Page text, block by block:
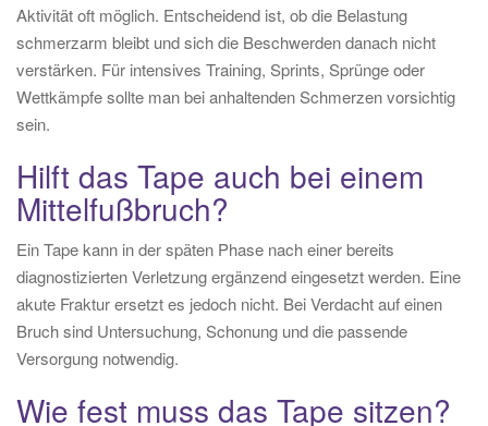
Aktivität oft möglich. Entscheidend ist, ob die Belastung
schmerzarm bleibt und sich die Beschwerden danach nicht
verstärken. Für intensives Training, Sprints, Sprünge oder
Wettkämpfe sollte man bei anhaltenden Schmerzen vorsichtig
sein.
Hilft das Tape auch bei einem
Mittelfußbruch?
Ein Tape kann in der späten Phase nach einer bereits
diagnostizierten Verletzung ergänzend eingesetzt werden. Eine
akute Fraktur ersetzt es jedoch nicht. Bei Verdacht auf einen
Bruch sind Untersuchung, Schonung und die passende
Versorgung notwendig.
Wie fest muss das Tape sitzen?